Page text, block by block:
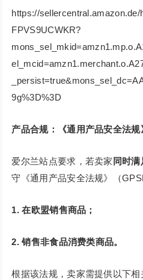
https://
FPVS9UCWKR?
9g%3D%3D
产品合规：《通用产品安全法规
爱尔兰站点要求，若卖家 同时满
守《通用产品安全法规》（
1. 在欧盟销售商品；
2. 销售非食品消费类商品。
根据该法规，卖家需提供以下相